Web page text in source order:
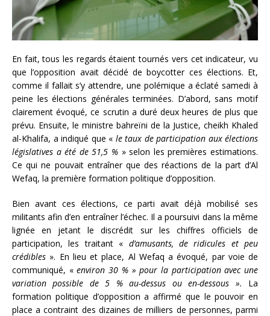
En fait, tous les regards étaient tournés vers cet indicateur, vu
que l’opposition avait décidé de boycotter ces élections. Et,
comme il fallait s’y attendre, une polémique a éclaté samedi à
peine les élections générales terminées. D’abord, sans motif
clairement évoqué, ce scrutin a duré deux heures de plus que
prévu. Ensuite, le ministre bahreïni de la Justice, cheikh Khaled
al-Khalifa, a indiqué que « le taux de participation aux élections
législatives a été de 51,5 % » selon les premières estimations.
Ce qui ne pouvait entraîner que des réactions de la part d’Al
Wefaq, la première formation politique d’opposition.
Bien avant ces élections, ce parti avait déjà mobilisé ses
militants afin d’en entraîner l’échec. Il a poursuivi dans la même
lignée en jetant le discrédit sur les chiffres officiels de
participation, les traitant « d’amusants, de ridicules et peu
crédibles ». En lieu et place, Al Wefaq a évoqué, par voie de
communiqué, «environ 30 % » pour la participation avec une
variation possible de 5 % au-dessus ou en-dessous ». La
formation politique d’opposition a affirmé que le pouvoir en
place a contraint des dizaines de milliers de personnes, parmi